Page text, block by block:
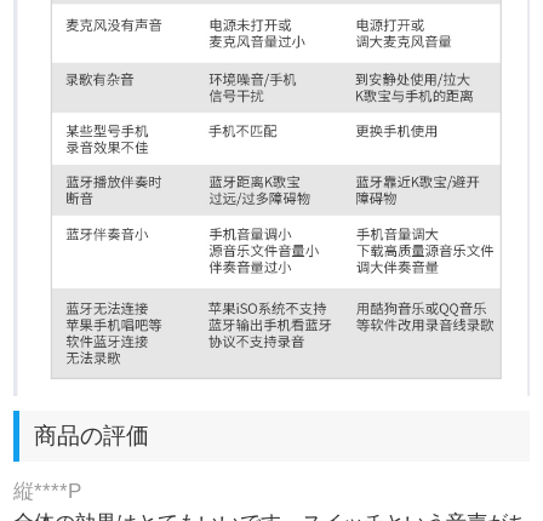
商品の評価
縦****P